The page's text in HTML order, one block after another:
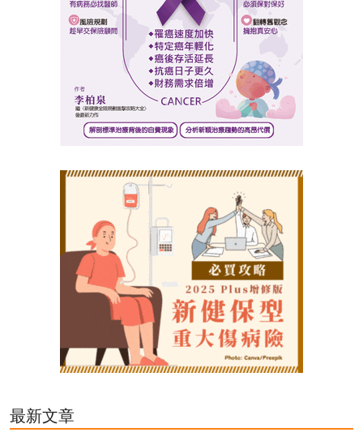
最新文章